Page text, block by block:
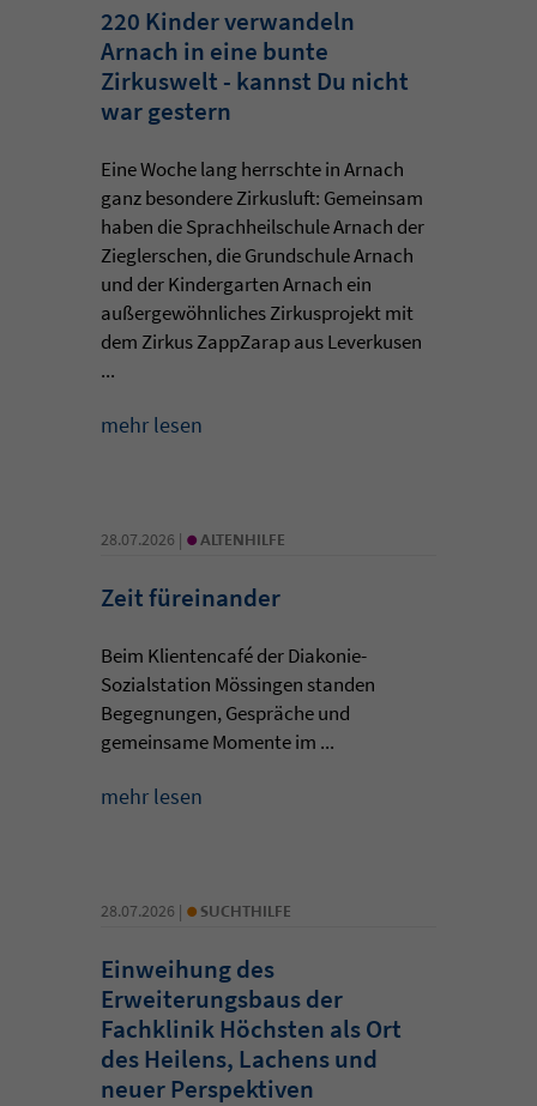
220 Kinder verwandeln
Arnach in eine bunte
Zirkuswelt - kannst Du nicht
war gestern
Eine Woche lang herrschte in Arnach
ganz besondere Zirkusluft: Gemeinsam
haben die Sprachheilschule Arnach der
Zieglerschen, die Grundschule Arnach
und der Kindergarten Arnach ein
außergewöhnliches Zirkusprojekt mit
dem Zirkus ZappZarap aus Leverkusen
...
mehr lesen
28.07.2026 | • ALTENHILFE
Zeit füreinander
Beim Klientencafé der Diakonie-
Sozialstation Mössingen standen
Begegnungen, Gespräche und
gemeinsame Momente im ...
mehr lesen
28.07.2026 | • SUCHTHILFE
Einweihung des
Erweiterungsbaus der
Fachklinik Höchsten als Ort
des Heilens, Lachens und
neuer Perspektiven